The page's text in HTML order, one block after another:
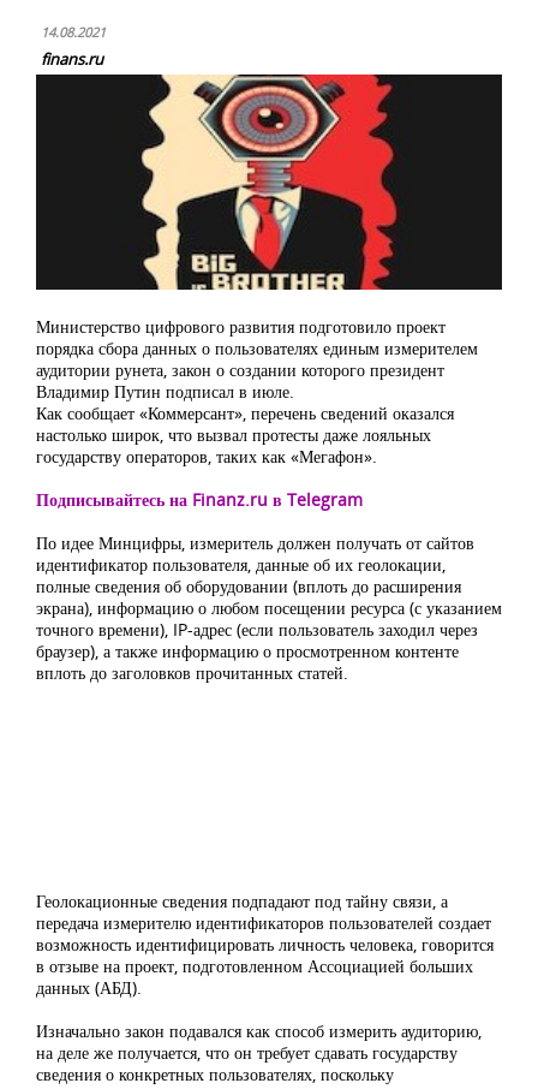
14.08.2021
finans.ru
Министерство цифрового развития подготовило проект
порядка сбора данных о пользователях единым измерителем
аудитории рунета, закон о создании которого президент
Владимир Путин подписал в июле.
Как сообщает «Коммерсант», перечень сведений оказался
настолько широк, что вызвал протесты даже лояльных
государству операторов, таких как «Мегафон».
Подписывайтесь на Finanz.ru в Telegram
По идее Минцифры, измеритель должен получать от сайтов
идентификатор пользователя, данные об их геолокации,
полные сведения об оборудовании (вплоть до расширения
экрана), информацию о любом посещении ресурса (с указанием
точного времени), IP-адрес (если пользователь заходил через
браузер), а также информацию о просмотренном контенте
вплоть до заголовков прочитанных статей.
Геолокационные сведения подпадают под тайну связи, а
передача измерителю идентификаторов пользователей создает
возможность идентифицировать личность человека, говорится
в отзыве на проект, подготовленном Ассоциацией больших
данных (АБД).
Изначально закон подавался как способ измерить аудиторию,
на деле же получается, что он требует сдавать государству
сведения о конкретных пользователях, поскольку